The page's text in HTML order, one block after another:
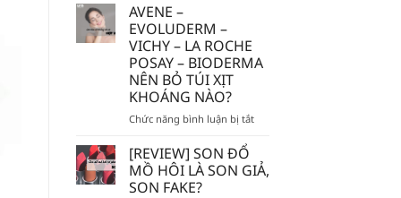
TẨY
AHA/BHA
SẼ
AVENE –
EVOLUDERM –
VICHY – LA ROCHE
POSAY – BIODERMA
NÊN BỎ TÚI XỊT
KHOÁNG NÀO?
Chức năng bình luận bị tắtở
EVOLUDERM
–
[REVIEW] SON ĐỔ
MỒ HÔI LÀ SON GIẢ,
SON FAKE?